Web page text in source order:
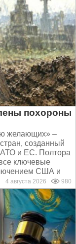
похороны
желающих» –
созданный
и ЕС. Полтора
ключевые
США и
4 августа 2026 980